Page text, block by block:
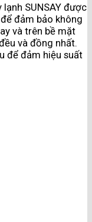
SUNSAY được
đảm bảo không
và trên bề mặt
và đồng nhất.
để đảm hiệu suất